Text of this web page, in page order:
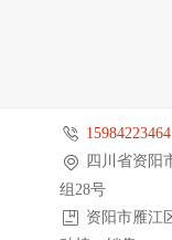
15984223464
四川省资阳
组28号
资阳市雁江